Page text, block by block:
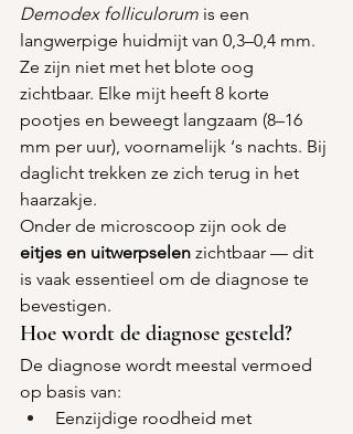
Demodex folliculorum is een
langwerpige huidmijt van 0,3–0,4 mm.
Ze zijn niet met het blote oog
zichtbaar. Elke mijt heeft 8 korte
pootjes en beweegt langzaam (8–16
mm per uur), voornamelijk ‘s nachts. Bij
daglicht trekken ze zich terug in het
haarzakje.
Onder de microscoop zijn ook de
eitjes en uitwerpselen zichtbaar — dit
is vaak essentieel om de diagnose te
bevestigen.
Hoe wordt de diagnose gesteld?
De diagnose wordt meestal vermoed
op basis van:
Eenzijdige roodheid met